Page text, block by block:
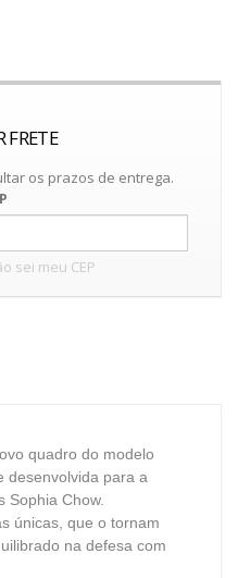
FRETE
os prazos de entrega.
sei meu CEP
quadro do modelo
desenvolvida para a
Sophia Chow.
únicas, que o tornam
na defesa com